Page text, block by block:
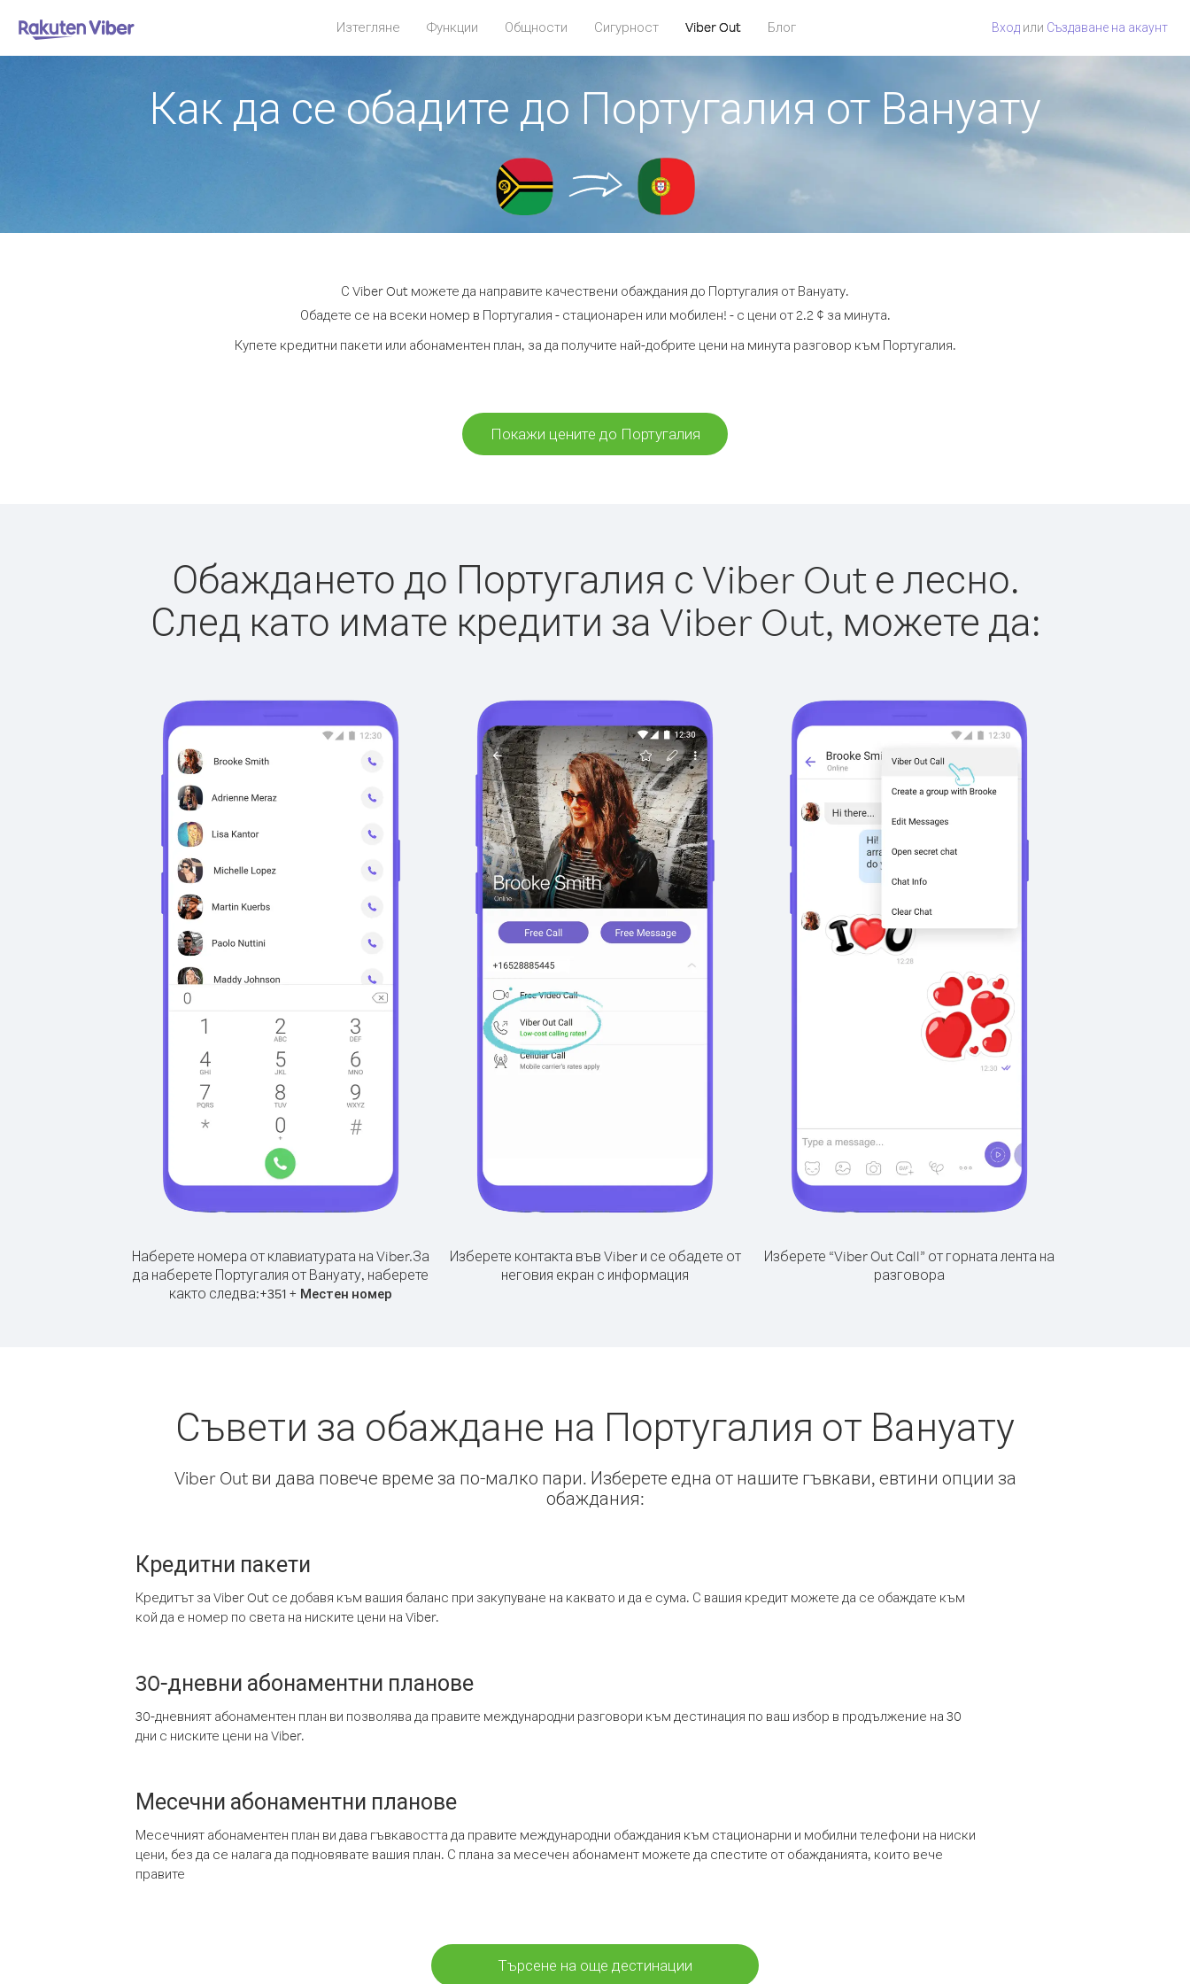
Изтегляне Функции Общности Сигурност Viber Out Блог Вход или Създаване на акаунт
Как да се обадите до Португалия от Вануату
С Viber Out можете да направите качествени обаждания до Португалия от Вануату.
Обадете се на всеки номер в Португалия - стационарен или мобилен! - с цени от 2.2 ¢ за минута.
Купете кредитни пакети или абонаментен план, за да получите най-добрите цени на минута разговор към Португалия.
Покажи цените до Португалия
Обаждането до Португалия с Viber Out е лесно.
След като имате кредити за Viber Out, можете да:
Наберете номера от клавиатурата на Viber.За
да наберете Португалия от Вануату, наберете
както следва:+351 + Местен номер
Изберете контакта във Viber и се обадете от
неговия екран с информация
Изберете “Viber Out Call” от горната лента на
разговора
Съвети за обаждане на Португалия от Вануату
Viber Out ви дава повече време за по-малко пари. Изберете една от нашите гъвкави, евтини опции за
обаждания:
Кредитни пакети
Кредитът за Viber Out се добавя към вашия баланс при закупуване на каквато и да е сума. С вашия кредит можете да се обаждате към
кой да е номер по света на ниските цени на Viber.
30-дневни абонаментни планове
30-дневният абонаментен план ви позволява да правите международни разговори към дестинация по ваш избор в продължение на 30
дни с ниските цени на Viber.
Месечни абонаментни планове
Месечният абонаментен план ви дава гъвкавостта да правите международни обаждания към стационарни и мобилни телефони на ниски
цени, без да се налага да подновявате вашия план. С плана за месечен абонамент можете да спестите от обажданията, които вече
правите
Търсене на още дестинации